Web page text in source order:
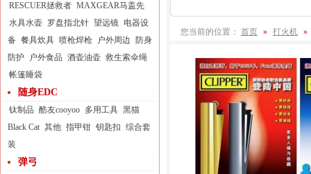
RESCUER拯救者 MAXGEAR马盖先
水具水壶 罗盘指北针 望远镜 电器设
备 餐具炊具 喷枪焊枪 户外周边
防身
防护
户外食品 酒壶油壶 救生索伞绳
帐篷睡袋
随身EDC
钛制品 酷友cooyoo 多用工具 黑猫
Black Cat 其他 指甲钳 钥匙扣 综合套
装
弹弓
您当前的位置： 首页 » 打火机 »